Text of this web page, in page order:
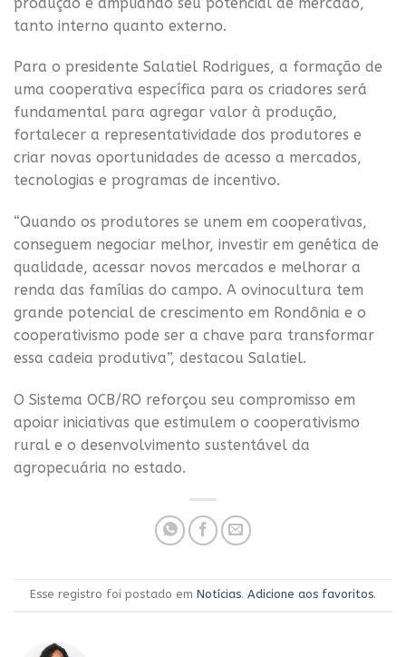
tanto interno quanto externo.
Para o presidente Salatiel Rodrigues, a formação de
uma cooperativa específica para os criadores será
fundamental para agregar valor à produção,
fortalecer a representatividade dos produtores e
criar novas oportunidades de acesso a mercados,
tecnologias e programas de incentivo.
“Quando os produtores se unem em cooperativas,
conseguem negociar melhor, investir em genética de
qualidade, acessar novos mercados e melhorar a
renda das famílias do campo. A ovinocultura tem
grande potencial de crescimento em Rondônia e o
cooperativismo pode ser a chave para transformar
essa cadeia produtiva”, destacou Salatiel.
O Sistema OCB/RO reforçou seu compromisso em
apoiar iniciativas que estimulem o cooperativismo
rural e o desenvolvimento sustentável da
agropecuária no estado.
Esse registro foi postado em Notícias. Adicione aos favoritos.